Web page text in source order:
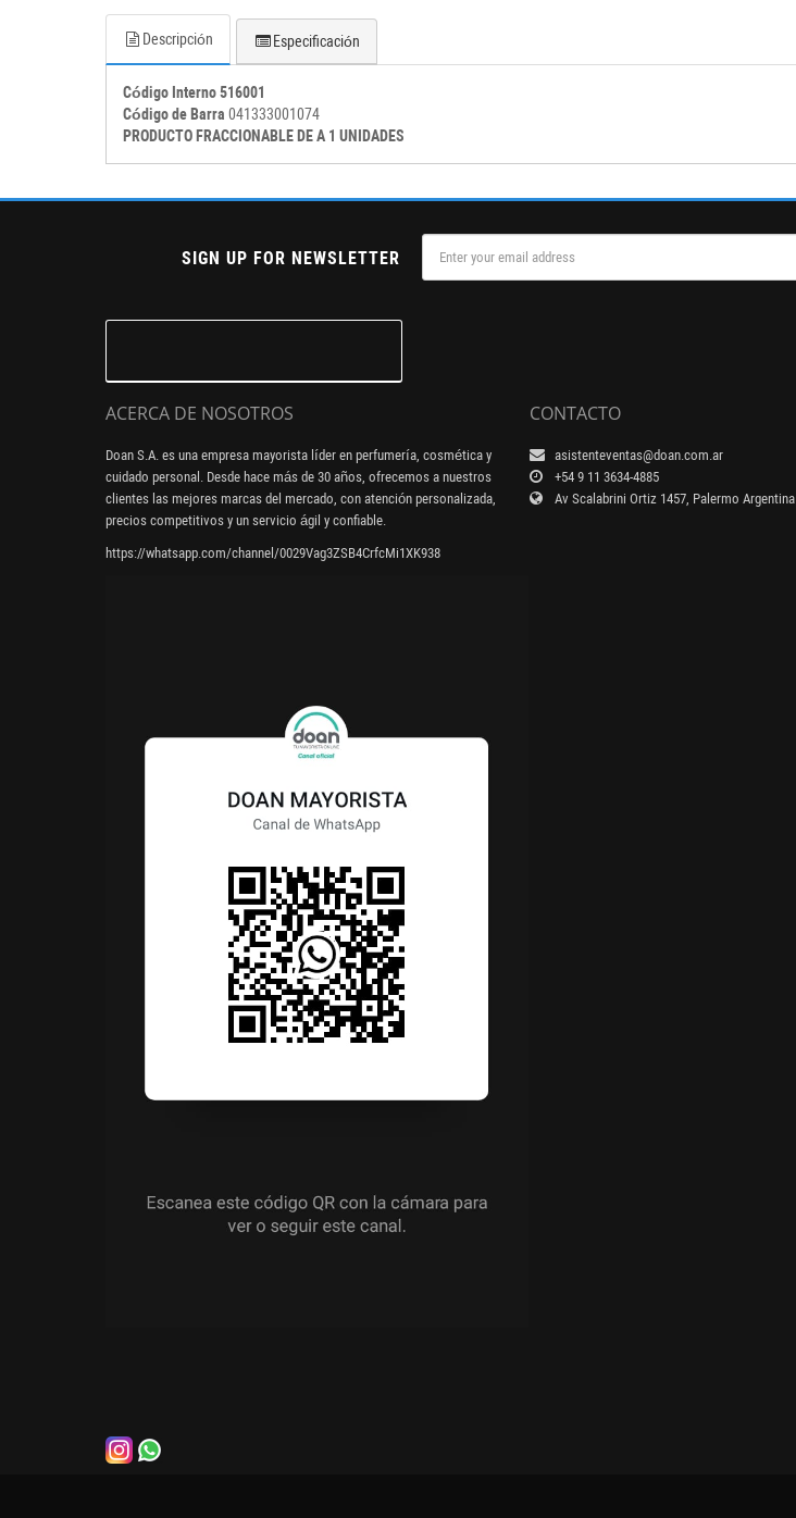
Descripción Especificación
Código Interno 516001
Código de Barra 041333001074
PRODUCTO FRACCIONABLE DE A 1 UNIDADES
SIGN UP FOR NEWSLETTER
ACERCA DE NOSOTROS
Doan S.A. es una empresa mayorista líder en perfumería, cosmética y
cuidado personal. Desde hace más de 30 años, ofrecemos a nuestros
clientes las mejores marcas del mercado, con atención personalizada,
precios competitivos y un servicio ágil y confiable.
https://whatsapp.com/channel/0029Vag3ZSB4CrfcMi1XK938
CONTACTO
asistenteventas@doan.com.ar
+54 9 11 3634-4885
Av Scalabrini Ortiz 1457, Palermo Argentina